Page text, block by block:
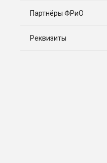
Партнёры ФРиО
Реквизиты